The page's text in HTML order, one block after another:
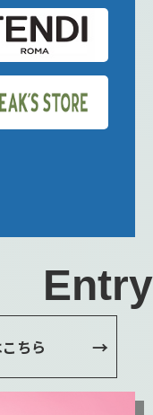
Entry
ちら